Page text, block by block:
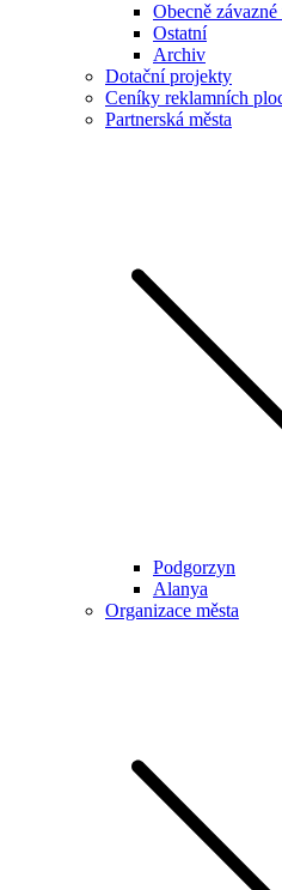
Obecně
Ostatní
Archiv
Dotační projekty
Ceníky reklamních
Partnerská města
Podgorzyn
Alanya
Organizace města